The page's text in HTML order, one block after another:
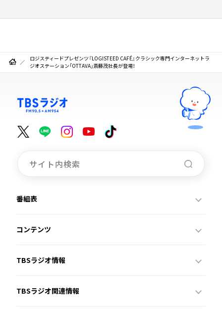
ロジスティードプレゼンツ『LOGISTEED CAFÉ』クラシック専門インターネットラ
ジオステーション「OTTAVA」斎藤茂社長が登場！
番組表
コンテンツ
TBSラジオ情報
TBSラジオ関連情報